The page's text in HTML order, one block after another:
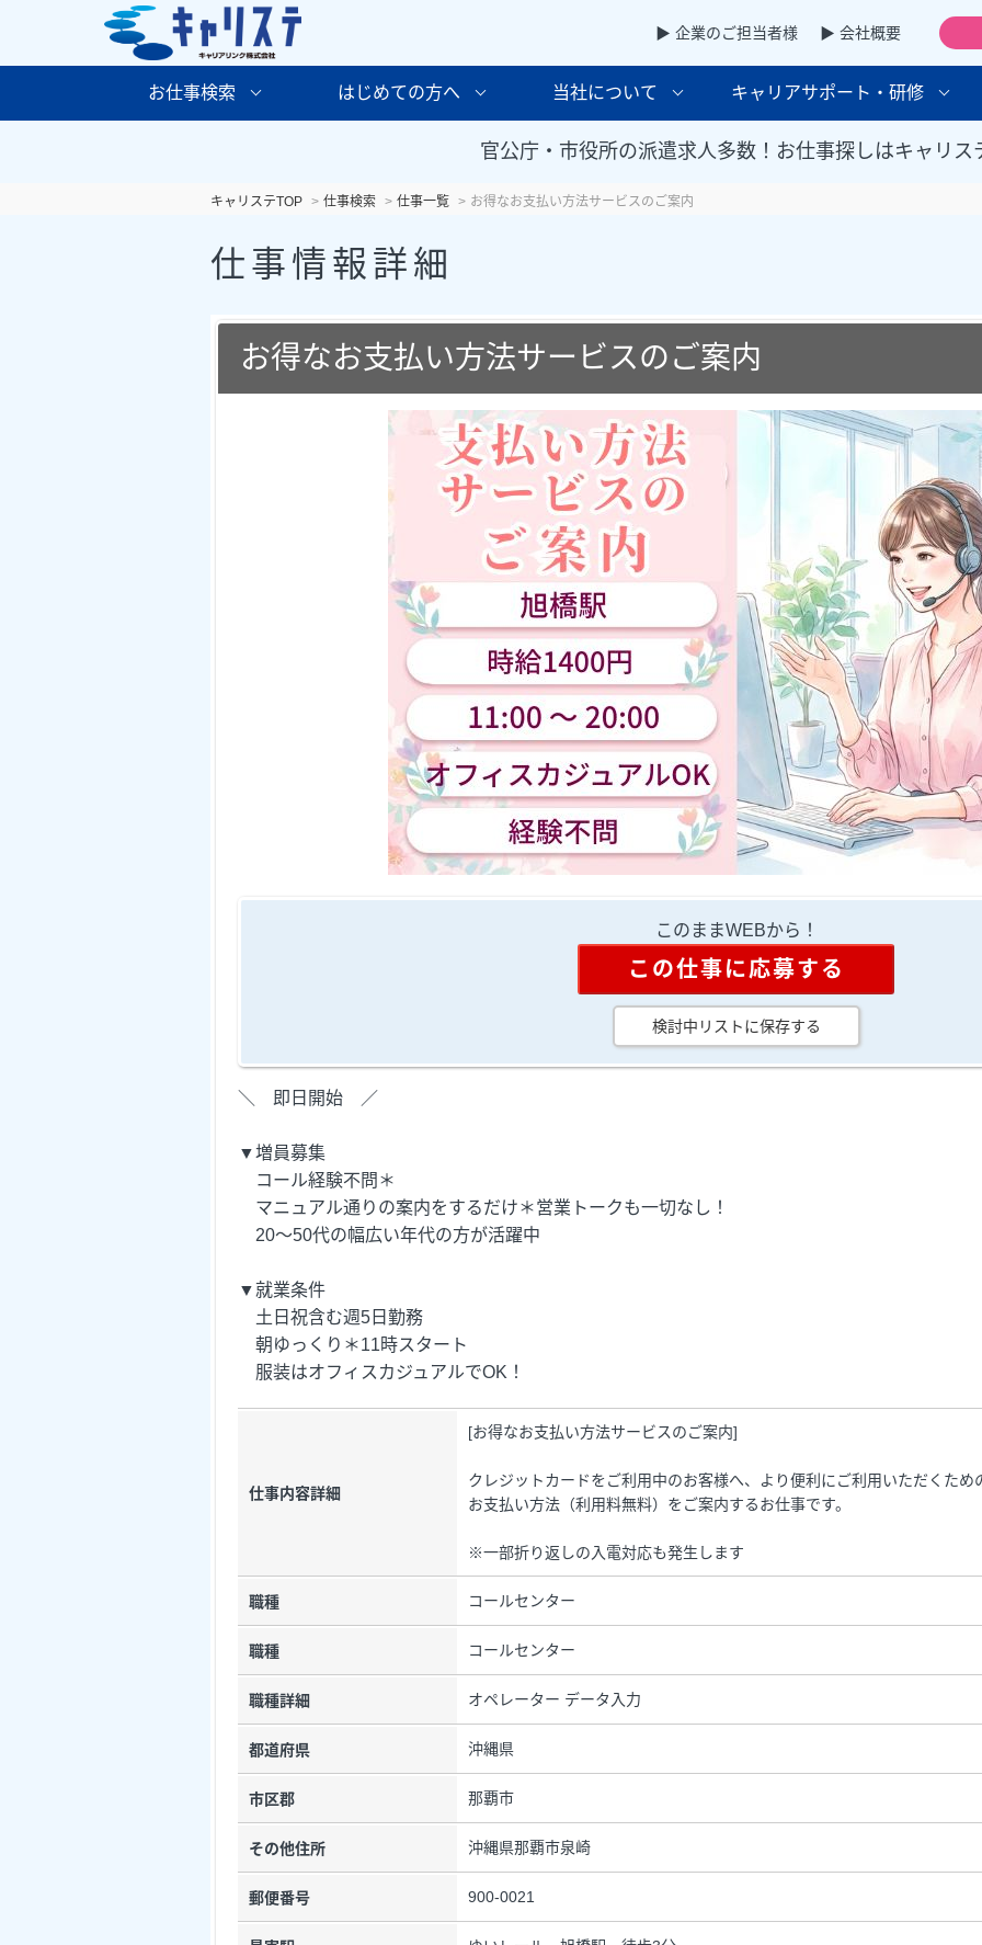
▶ 企業のご担当者様 ▶ 会社概要
お仕事検索 はじめての方へ 当社について キャリアサポート・研修
官公庁・市役所の派遣求人多数！お仕事探しはキャリス
キャリステTOP 仕事検索 仕事一覧 お得なお支払い方法サービスのご案内
仕事情報詳細
お得なお支払い方法サービスのご案内
このままWEBから！
この仕事に応募する
検討中リストに保存する
＼ 即日開始 ／
▼増員募集
コール経験不問＊
マニュアル通りの案内をするだけ＊営業トークも一切なし！
20～50代の幅広い年代の方が活躍中
▼就業条件
土日祝含む週5日勤務
朝ゆっくり＊11時スタート
服装はオフィスカジュアルでOK！
仕事内容詳細
[お得なお支払い方法サービスのご案内]
クレジットカードをご利用中のお客様へ、より便利にご利用いただくため
お支払い方法（利用料無料）をご案内するお仕事です。
※一部折り返しの入電対応も発生します
職種 コールセンター
職種 コールセンター
職種詳細 オペレーター データ入力
都道府県 沖縄県
市区郡 那覇市
その他住所 沖縄県那覇市泉崎
郵便番号 900-0021